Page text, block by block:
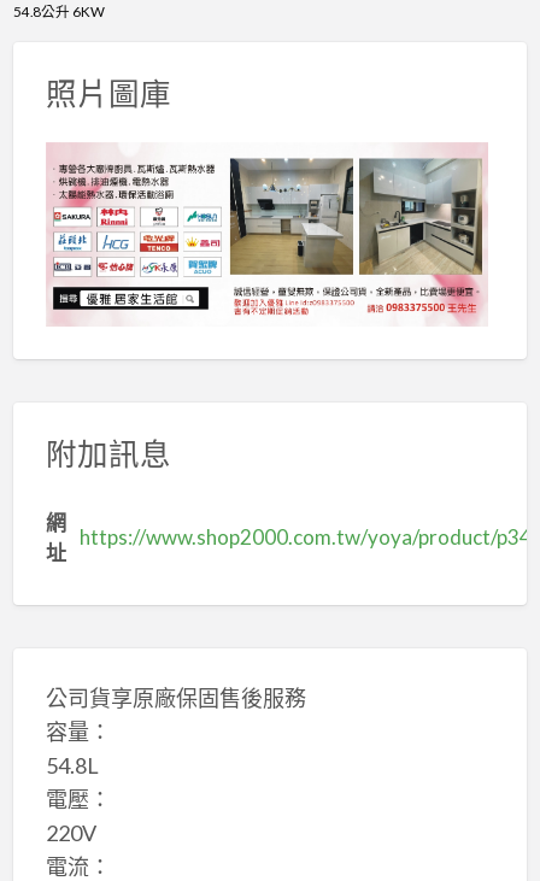
54.8公升 6KW
照片圖庫
附加訊息
網
址
https://www.shop2000.com.tw/yoya/product/
公司貨享原廠保固售後服務
容量：
54.8L
電壓：
220V
電流：